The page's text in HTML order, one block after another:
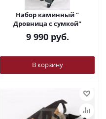
Набор каминный "
Дровница с сумкой"
9 990руб.
В корзину